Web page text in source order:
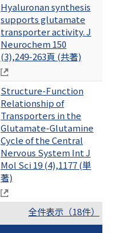
Hyaluronan synthesis
supports glutamate
transporter activity. J
Neurochem 150
(3),249-263頁 (共著)
Structure-Function
Relationship of
Transporters in the
Glutamate-Glutamine
Cycle of the Central
Nervous System Int J
Mol Sci 19 (4),1177 (単
著)
全件表示（18件）